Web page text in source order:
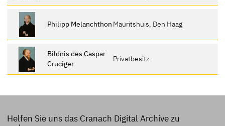
Philipp Melanchthon Mauritshuis, Den Haag
Bildnis des Caspar
Cruciger
Privatbesitz
Helfen Sie uns das Cranach Digital Archive zu